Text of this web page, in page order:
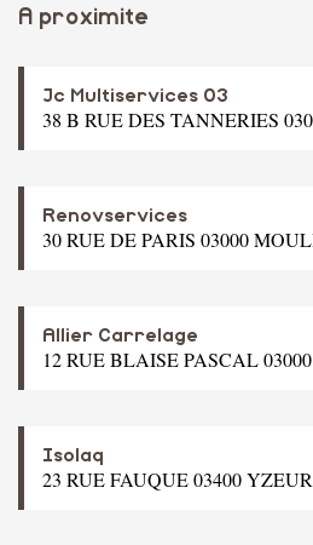
A proximite
Jc Multiservices 03
38 B RUE DES TANNERIES
Renovservices
30 RUE DE PARIS 03000
Allier Carrelage
12 RUE BLAISE PASCAL
Isolaq
23 RUE FAUQUE 03400